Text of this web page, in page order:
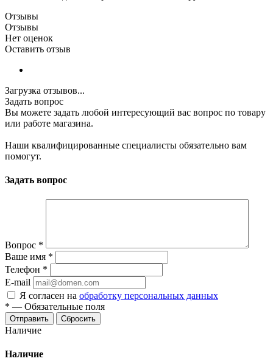
Отзывы
Отзывы
Нет оценок
Оставить отзыв
Загрузка отзывов...
Задать вопрос
Вы можете задать любой интересующий вас вопрос по товару
или работе магазина.
Наши квалифицированные специалисты обязательно вам
помогут.
Задать вопрос
Вопрос *
Ваше имя *
Телефон *
E-mail
Я согласен на обработку персональных данных
* — Обязательные поля
Отправить Сбросить
Наличие
Наличие